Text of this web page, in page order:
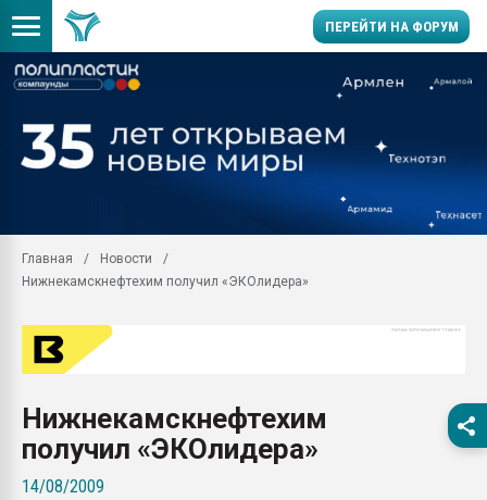
ПЕРЕЙТИ НА ФОРУМ
Вакуум-формовочные
28.07.2026
Материал
вакуумного
Главная
Новости
Нижнекамскнефтехим получил «ЭКОлидера»
Нижнекамскнефтехим
получил «ЭКОлидера»
14/08/2009